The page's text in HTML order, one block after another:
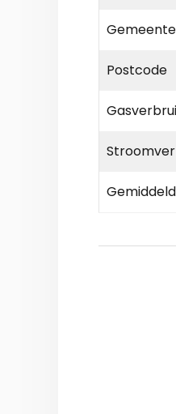
Gemeente
Postcode